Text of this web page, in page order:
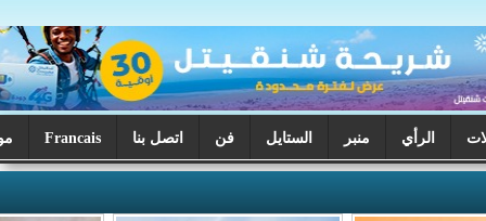
الستايل فن اتصل بنا Francais موريتانيا اليوم